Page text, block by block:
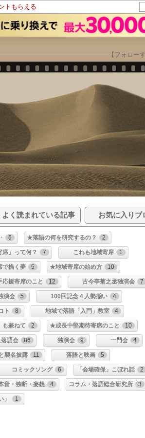
トもらえる
【フォロー
よく読まれている記事 お気に入りブ
6 ★落語の何を研究するの？ 2
」って何？ 7 これも地域寄席 1
描く夢 5 ★地域寄席の始め方 10
援寄席のこと 12 古今亭菊之丞独演会 7
演会 5 100回記念４人勢揃い 4
ト 8 地域で落語「入門」教室 4
も兼ねて 2 ★成長中堅期待寄席のこと 10
語会 86 独演会 9 一門会 4
名披露 11 落語と映画 5
コミックソング 6 「会場確保」こぼれ話 2
音・独断・妄想 4 コラム・落語総合研究所 3
」 1